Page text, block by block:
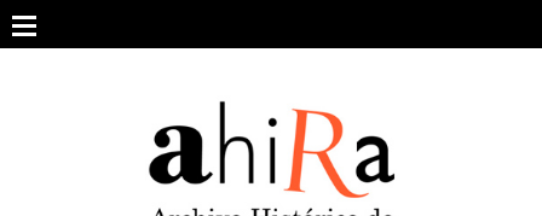
content
ARCHIVO DE REVISTAS